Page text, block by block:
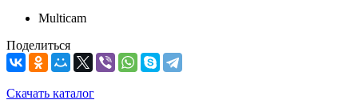
Multicam
Поделиться
Скачать каталог